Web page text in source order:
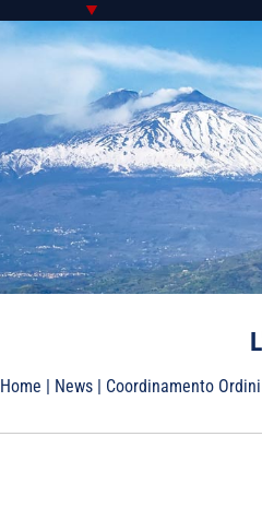
Home | News| Coordinamento